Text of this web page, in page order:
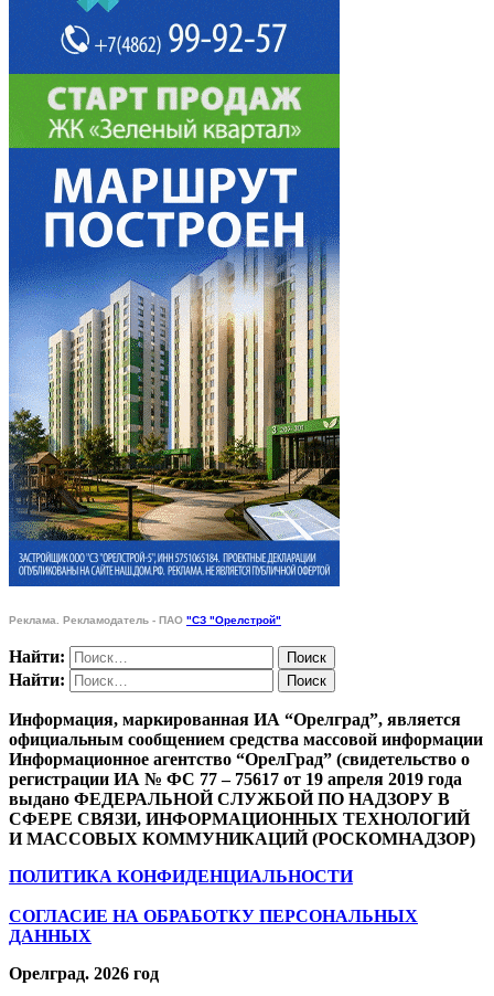
Реклама. Рекламодатель - ПАО "СЗ "Орелстрой"
Найти:
Найти:
Информация, маркированная ИА “Орелград”, является
официальным сообщением средства массовой информации
Информационное агентство “ОрелГрад” (свидетельство о
регистрации ИА № ФС 77 – 75617 от 19 апреля 2019 года
выдано ФЕДЕРАЛЬНОЙ СЛУЖБОЙ ПО НАДЗОРУ В
СФЕРЕ СВЯЗИ, ИНФОРМАЦИОННЫХ ТЕХНОЛОГИЙ
И МАССОВЫХ КОММУНИКАЦИЙ (РОСКОМНАДЗОР)
ПОЛИТИКА КОНФИДЕНЦИАЛЬНОСТИ
СОГЛАСИЕ НА ОБРАБОТКУ ПЕРСОНАЛЬНЫХ
ДАННЫХ
Орелград. 2026 год